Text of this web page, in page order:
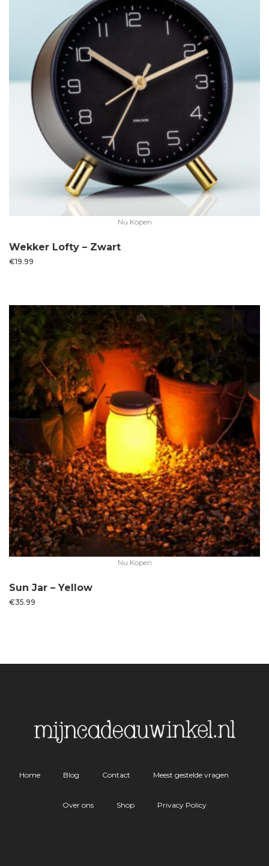
Nu Kopen
Wekker Lofty – Zwart
€19.99
Nu Kopen
Sun Jar – Yellow
€35.99
Home Blog Contact Meest gestelde vragen
Over ons Shop Privacy Policy